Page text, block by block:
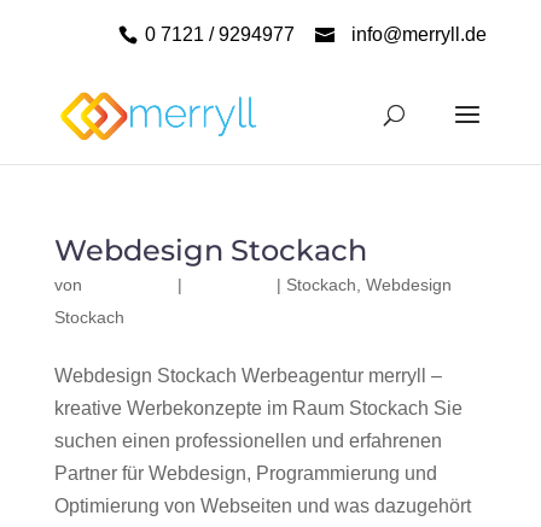
0 7121 / 9294977 info@merryll.de
Webdesign Stockach
von | | Stockach Webdesign
Stockach
Webdesign Stockach Werbeagentur merryll –
kreative Werbekonzepte im Raum Stockach Sie
suchen einen professionellen und erfahrenen
Partner für Webdesign, Programmierung und
Optimierung von Webseiten und was dazugehört